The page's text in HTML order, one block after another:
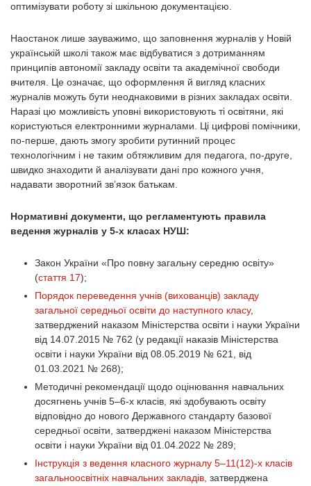
оптимізувати роботу зі шкільною документацією.
Наостанок лише зауважимо, що заповнення журналів у Новій
українській школі також має відбуватися з дотриманням
принципів автономії закладу освіти та академічної свободи
вчителя. Це означає, що оформлення й вигляд класних
журналів можуть бути неоднаковими в різних закладах освіти.
Наразі цю можливість уповні використовують ті освітяни, які
користуються електронними журналами. Ці цифрові помічники,
по-перше, дають змогу зробити рутинний процес
технологічним і не таким обтяжливим для педагога, по-друге,
швидко знаходити й аналізувати дані про кожного учня,
надавати зворотний зв’язок батькам.
Нормативні документи, що регламентують правила
ведення журналів у 5-х класах НУШ:
Закон України «Про повну загальну середню освіту»
(стаття 17);
Порядок переведення учнів (вихованців) закладу
загальної середньої освіти до наступного класу,
затверджений наказом Міністерства освіти і науки України
від 14.07.2015 № 762 (у редакції наказів Міністерства
освіти і науки України від 08.05.2019 № 621, від
01.03.2021 № 268);
Методичні рекомендації щодо оцінювання навчальних
досягнень учнів 5–6-х класів які здобувають освіту
відповідно до нового Державного стандарту базової
середньої освіти, затверджені наказом Міністерства
освіти і науки України від 01.04.2022 № 289;
Інструкція з ведення класного журналу 5–11(12)-х класів
загальноосвітніх навчальних закладів, затверджена